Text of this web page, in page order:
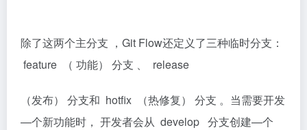
除了这两个主分支 ，Git Flow还定义了三种临时分支：
feature （ 功能） 分支 、 release
（发布） 分支和 hotﬁx （热修复） 分支 。当需要开发
—个新功能时， 开发者会从 develop 分支创建—个